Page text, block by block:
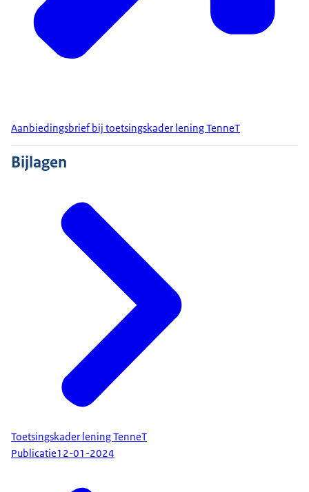
Aanbiedingsbrief bij toetsingskader lening TenneT
Bijlagen
Toetsingskader lening TenneT
Publicatie12-01-2024